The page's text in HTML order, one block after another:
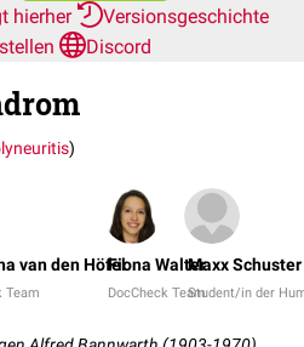
hierher
Versionsgeschichte
Discord
)
van den Höfel
Team
Fiona Walter
DocCheck Team
Maxx Schuster
Student/in der